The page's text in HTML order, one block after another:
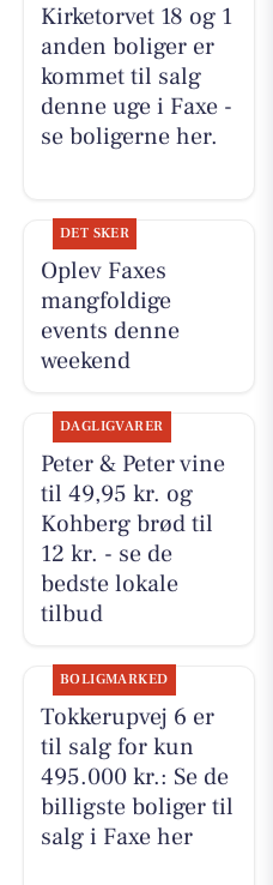
Kirketorvet 18 og 1
anden boliger er
kommet til salg
denne uge i Faxe -
se boligerne her.
DET SKER
Oplev Faxes
mangfoldige
events denne
weekend
DAGLIGVARER
Peter & Peter vine
til 49,95 kr. og
Kohberg brød til
12 kr. - se de
bedste lokale
tilbud
BOLIGMARKED
Tokkerupvej 6 er
til salg for kun
495.000 kr.: Se de
billigste boliger til
salg i Faxe her